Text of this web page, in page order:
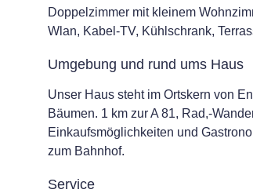
Doppelzimmer mit kleinem
Wlan, Kabel-TV, Kühlschrank,
Umgebung und rund ums Haus
Unser Haus steht im Ortskern von
Bäumen. 1 km zur A 81, Rad,-
Einkaufsmöglichkeiten und
zum Bahnhof.
Service